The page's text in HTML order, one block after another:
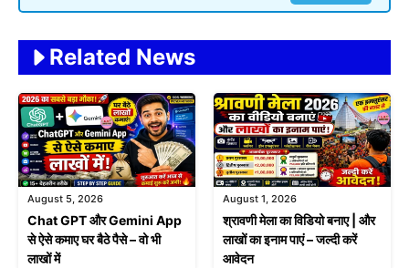
Related News
August 5, 2026
Chat GPT और Gemini App
से ऐसे कमाए घर बैठे पैसे – वो भी
लाखों में
August 1, 2026
श्रावणी मेला का विडियो बनाए | और
लाखों का इनाम पाएं – जल्दी करें
आवेदन